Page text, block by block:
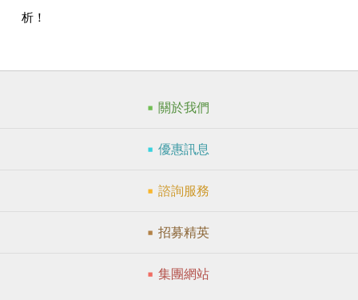
析！
關於我們
優惠訊息
諮詢服務
招募精英
集團網站